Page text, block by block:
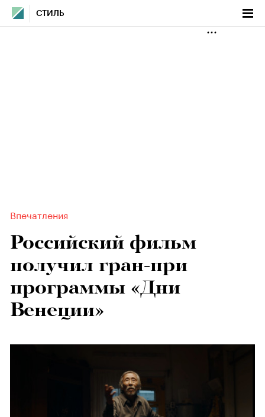
СТИЛЬ
Впечатления
Российский фильм
получил гран-при
программы «Дни
Венеции»